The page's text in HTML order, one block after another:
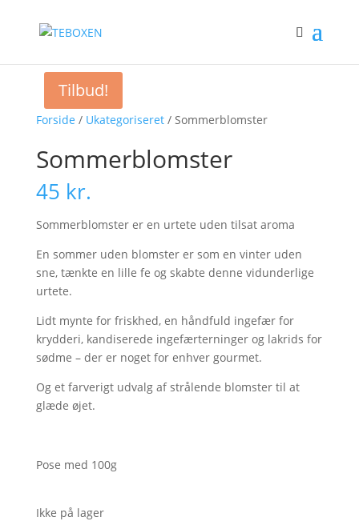
Forside / Ukategoriseret/ Sommerblomster
Sommerblomster
45 kr.
Sommerblomster er en urtete uden tilsat aroma
En sommer uden blomster er som en vinter uden
sne, tænkte en lille fe og skabte denne vidunderlige
urtete.
Lidt mynte for friskhed, en håndfuld ingefær for
krydderi, kandiserede ingefærterninger og lakrids for
sødme – der er noget for enhver gourmet.
Og et farverigt udvalg af strålende blomster til at
glæde øjet.
Pose med 100g
Ikke på lager
Tilbud!